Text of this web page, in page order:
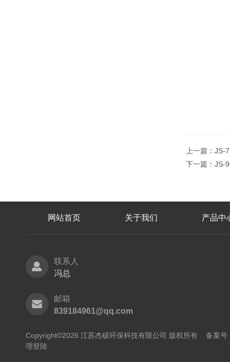
上一篇： JS-
下一篇： JS-
网站首页 关于我们 产品中
联系人
冯总
邮箱
839184961@qq.com
Copyright©2026 江苏杰硕环保科技有限公司 版权所有 备案号
理登陆